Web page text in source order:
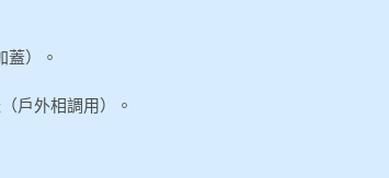
蓋）。
戶外相調用）。